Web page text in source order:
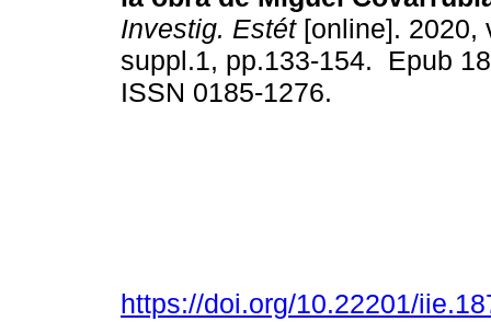
Investig. Estét[online]. 2020,
suppl.1, pp.133-154. Epub
ISSN 0185-1276.
https://doi.org/10.22201/